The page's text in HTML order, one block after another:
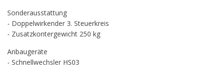
Sonderausstattung
- Doppelwirkender 3. Steuerkreis
- Zusatzkontergewicht 250 kg
Anbaugeräte
- Schnellwechsler HS03